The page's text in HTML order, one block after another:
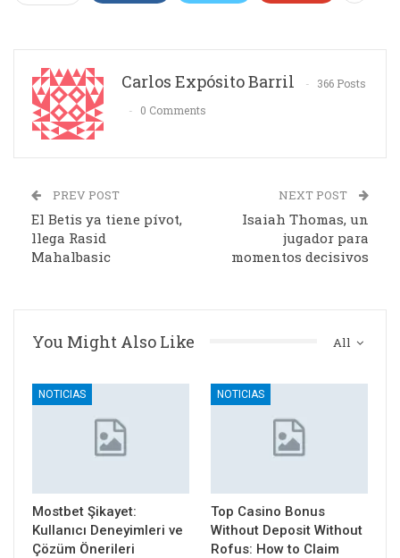
Carlos Expósito Barril
366 Posts
0 Comments
PREV POST
El Betis ya tiene pívot,
llega Rasid
Mahalbasic
NEXT POST
Isaiah Thomas, un
jugador para
momentos decisivos
All
You Might Also Like
NOTICIAS
Mostbet Şikayet:
Kullanıcı Deneyimleri ve
Çözüm Önerileri
NOTICIAS
Top Casino Bonus
Without Deposit Without
Rofus: How to Claim